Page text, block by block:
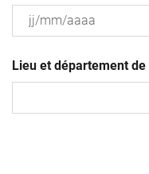
slash
MM
Lieu et département